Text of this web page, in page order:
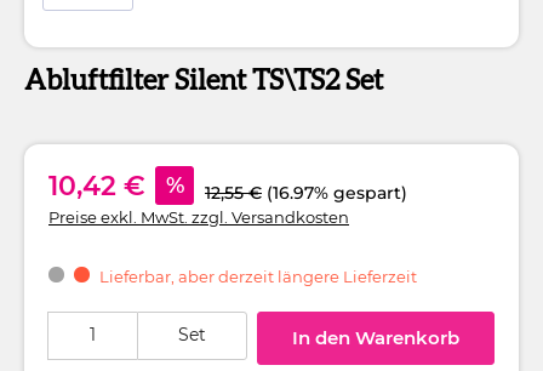
Abluftfilter Silent TS\TS2 Set
10,42 € % 12,55 € (16.97% gespart)
Preise exkl. MwSt. zzgl. Versandkosten
Lieferbar, aber derzeit längere Lieferzeit
Set In den Warenkorb